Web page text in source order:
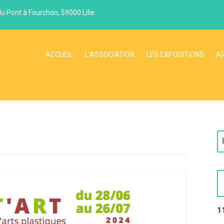
Pont à Fourchon, 59000 Lille
ACCUEIL L’ASSOCIATION LES EXPOSITIONS
h
r
c